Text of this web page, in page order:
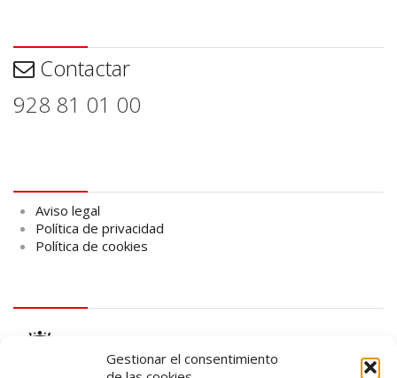
Gestionar el consentimiento
Contactar
928 81 01 00
Aviso legal
Política de privacidad
Política de cookies